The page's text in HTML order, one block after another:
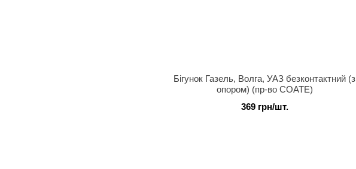
Бігунок Газель, Волга, УАЗ безконтактний (з
опором) (пр-во СОАТЕ)
369 грн/шт.